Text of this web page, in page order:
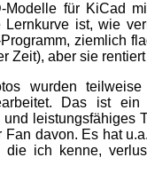
Mo­del­le für KiCad
ist, wie
ziem­lich
Zeit), aber sie
wur­den teil­wei­se
Das ist
leis­tungs­fä­hi­ges
Fan da­von. Es hat
die ich ken­ne,